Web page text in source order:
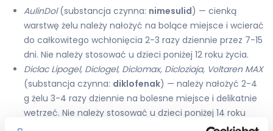
AulinDol(substancja czynna: nimesulid) — cienką
warstwę żelu należy nałożyć na bolące miejsce i wcierać
do całkowitego wchłonięcia 2-3 razy dziennie przez 7-15
dni. Nie należy stosować u dzieci poniżej 12 roku życia.
Diclac Lipogel, Diclogel, Diclomax, Dicloziaja, Voltaren MAX
(substancja czynna: diklofenak) — należy nałożyć 2-4
g żelu 3-4 razy dziennie na bolesne miejsce i delikatnie
wetrzeć. Nie należy stosować u dzieci poniżej 14 roku